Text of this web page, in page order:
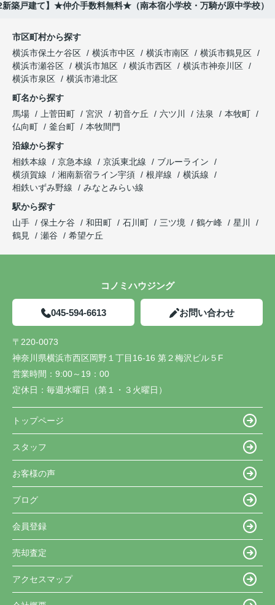
築戸建て】★仲介手数料無料★（南本宿小学校・万騎が原中学校）
市区町村から探す
横浜市保土ケ谷区
横浜市中区 横浜市南区
横浜市鶴見区
横浜市瀬谷区
横浜市旭区 横浜市西区
横浜市神奈川区
横浜市泉区
横浜市港北区
町名から探す
馬場
上菅田町 宮沢 初音ケ丘 六ツ川 法泉
本牧町
仏向町
釜台町
本牧間門
沿線から探す
相鉄本線
京急本線 京浜東北線
ブルーライン
横須賀線
湘南新宿ライン宇須 根岸線
横浜線
相鉄いずみ野線
みなとみらい線
駅から探す
山手
保土ケ谷 和田町 石川町 三ツ境 鶴ケ峰
星川
鶴見
瀬谷 希望ケ丘
コノミハウジング
045-594-6613 お問い合わせ
〒220-0073
神奈川県横浜市西区岡野１丁目16-16 第２梅沢ビル５F
営業時間： 9:00～19：00
定休日： 毎週水曜日（第１・３火曜日）
トップページ
スタッフ
お客様の声
ブログ
会員登録
売却査定
アクセスマップ